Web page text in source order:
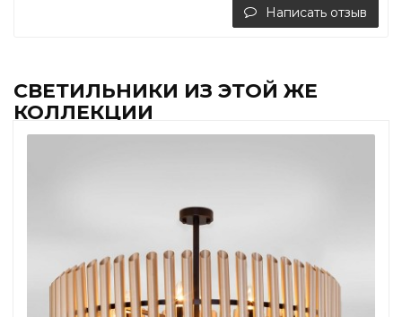
Написать отзыв
СВЕТИЛЬНИКИ ИЗ ЭТОЙ ЖЕ
КОЛЛЕКЦИИ